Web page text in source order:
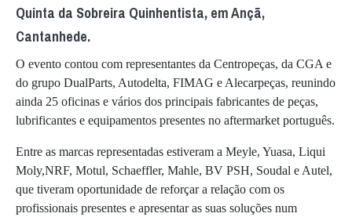
Quinta da Sobreira Quinhentista, em Ançã,
Cantanhede.
O evento contou com representantes da Centropeças, da CGA e
do grupo DualParts, Autodelta, FIMAG e Alecarpeças, reunindo
ainda 25 oficinas e vários dos principais fabricantes de peças,
lubrificantes e equipamentos presentes no aftermarket português.
Entre as marcas representadas estiveram a Meyle, Yuasa, Liqui
Moly,NRF, Motul, Schaeffler, Mahle, BV PSH, Soudal e Autel,
que tiveram oportunidade de reforçar a relação com os
profissionais presentes e apresentar as suas soluções num